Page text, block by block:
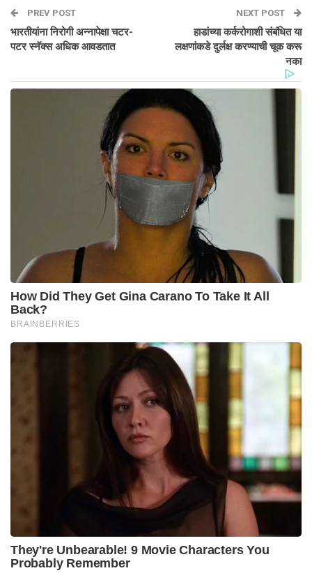
PREV POST
भारतीयांना निरोगी अन्नापेक्षा चटर-
पटर स्नॅक्स अधिक आवडतात
NEXT POST
हाडांच्या कर्करोगाशी संबंधित या
लक्षणांकडे दुर्लक्ष करण्याची चूक करू
नका